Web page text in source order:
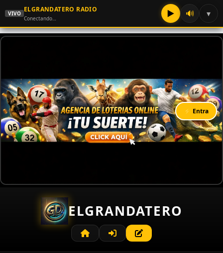
VIVO
ELGRANDATERO RADIO
Conectando… ▶ 🔊 ▾
⚡ Entra
ELGRANDATERO